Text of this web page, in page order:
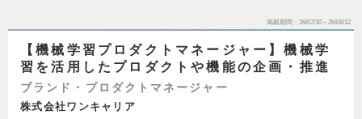
掲載期間 26/07/30～26/08/12
【機械学習プロダクトマネージャー】機械学
習を活用したプロダクトや機能の企画・推進
ブランド・プロダクトマネージャー
株式会社ワンキャリア